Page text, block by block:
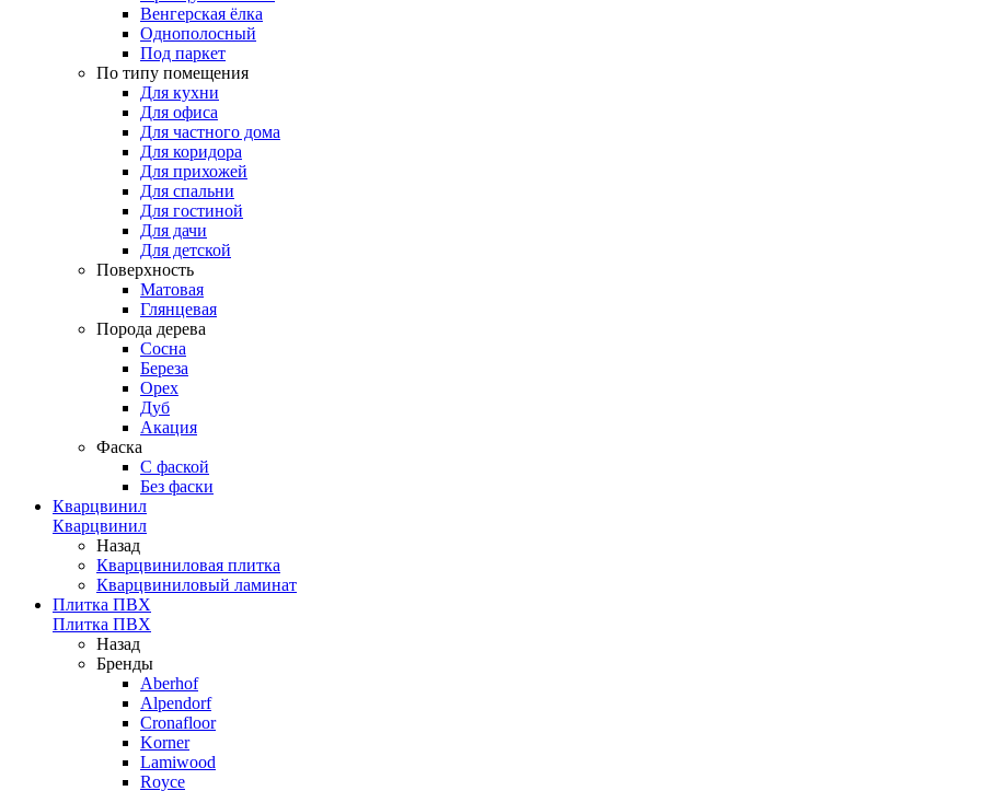
Венгерская ёлка
Однополосный
Под паркет
По типу помещения
Для кухни
Для офиса
Для частного дома
Для коридора
Для прихожей
Для спальни
Для гостиной
Для дачи
Для детской
Поверхность
Матовая
Глянцевая
Порода дерева
Сосна
Береза
Орех
Дуб
Акация
Фаска
С фаской
Без фаски
Кварцвинил
Кварцвинил
Назад
Кварцвиниловая плитка
Кварцвиниловый ламинат
Плитка ПВХ
Плитка ПВХ
Назад
Бренды
Aberhof
Alpendorf
Cronafloor
Korner
Lamiwood
Royce